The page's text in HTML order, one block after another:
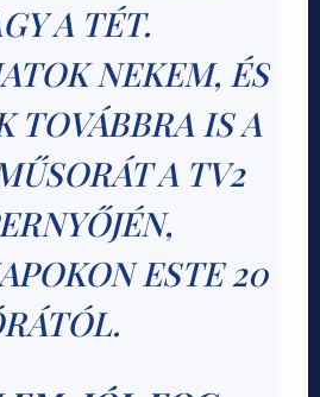
A TÉT.
NEKEM, ÉS
TOVÁBBRA IS A
A TV2
ESTE 20